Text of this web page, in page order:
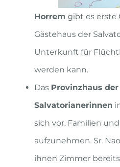
Horrem gibt es erste
Gästehaus der
Unterkunft für
werden kann.
Das Provinzhaus
Salvatorianerinnen
sich vor, Familien
aufzunehmen. Sr.
ihnen Zimmer